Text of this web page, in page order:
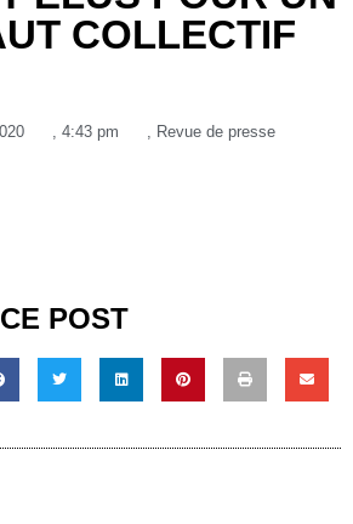
COLLECTIF
4:43 pm Revue de presse
POST